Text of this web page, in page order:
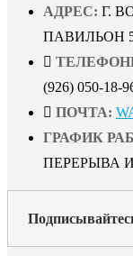
АДРЕС: Г.
ПАВИЛЬОН
(926) 050-18-
ПОЧТА:
ГРАФИК
ПЕРЕРЫВА